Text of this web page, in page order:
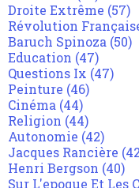
Droite Extrême (57)
Révolution
Baruch Spinoza (50)
Education (47)
Questions Ix (47)
Peinture (46)
Cinéma (44)
Religion (44)
Autonomie (42)
Jacques Rancière
Henri Bergson (40)
Sur L'epoque Et Les